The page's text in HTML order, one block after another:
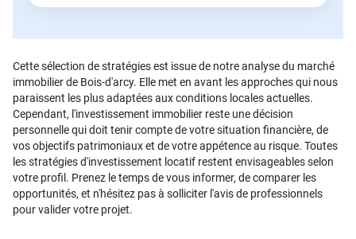
Cette sélection de stratégies est issue de notre analyse du marché
immobilier de Bois-d'arcy. Elle met en avant les approches qui nous
paraissent les plus adaptées aux conditions locales actuelles.
Cependant, l'investissement immobilier reste une décision
personnelle qui doit tenir compte de votre situation financière, de
vos objectifs patrimoniaux et de votre appétence au risque. Toutes
les stratégies d'investissement locatif restent envisageables selon
votre profil. Prenez le temps de vous informer, de comparer les
opportunités, et n'hésitez pas à solliciter l'avis de professionnels
pour valider votre projet.